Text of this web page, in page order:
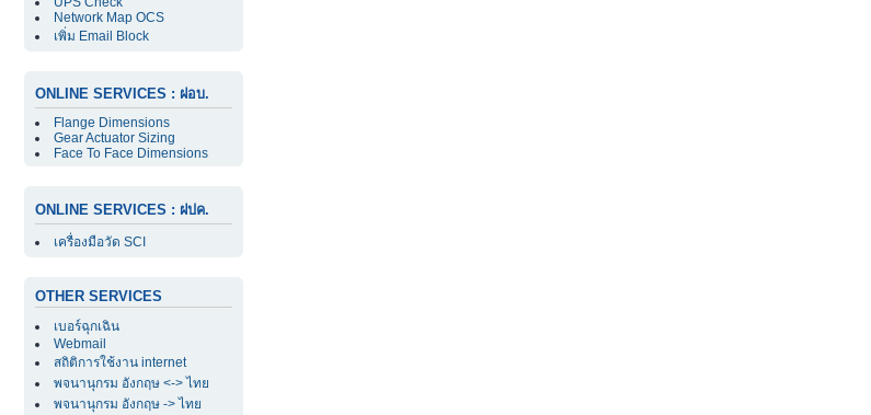
Network Map OCS
เพิ่ม Email Block
ONLINE SERVICES : ฝอบ.
Flange Dimensions
Gear Actuator Sizing
Face To Face Dimensions
ONLINE SERVICES : ฝปค.
เครื่องมือวัด SCI
OTHER SERVICES
เบอร์ฉุกเฉิน
Webmail
สถิติการใช้งาน internet
พจนานุกรม อังกฤษ <-> ไทย
พจนานุกรม อังกฤษ -> ไทย